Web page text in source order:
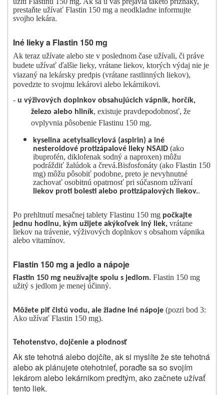
prestaňte užívať Flastin 150 mg a neodkladne informujte
svojho lekára.
Iné lieky a Flastin 150 mg
Ak teraz užívate alebo ste v poslednom čase užívali, či práve
budete užívať ďalšie lieky, vrátane liekov, ktorých výdaj nie je
viazaný na lekársky predpis (vrátane rastlinných liekov),
povedzte to svojmu lekárovi alebo lekárnikovi.
- u výživových doplnkov obsahujúcich vápnik, horčík,
železo alebo hliník, existuje pravdepodobnosť, že
ovplyvnia pôsobenie Flastinu 150 mg.
kyselina acetylsalicylová (aspirin) a iné
nesteroidové protizápalové lieky NSAID (ako
ibuprofén, diklofenak sodný a naproxen) môžu
podráždiť žalúdok a črevá.Bisfosfonáty (ako Flastin 150
mg) môžu pôsobiť podobne, preto je nevyhnutné
zachovať osobitnú opatrnosť pri súčasnom užívaní
liekov proti bolesti alebo protizápalových liekov..
Po prehltnutí mesačnej tablety Flastinu 150 mg počkajte
jednu hodinu, kým užijete akýkoľvek iný liek, vrátane
liekov na trávenie, výživových doplnkov s obsahom vápnika
alebo vitamínov.
Flastin 150 mg a jedlo a nápoje
Flastin 150 mg neužívajte spolu s jedlom. Flastin 150 mg
užitý s jedlom je menej účinný.
Môžete piť čistú vodu, ale žiadne iné nápoje (pozri bod 3:
Ako užívať Flastin 150 mg).
Tehotenstvo, dojčenie a plodnosť
Ak ste tehotná alebo dojčíte, ak si myslíte že ste tehotná
alebo ak plánujete otehotnieť, poraďte sa so svojím
lekárom alebo lekárnikom predtým, ako začnete užívať
tento liek.